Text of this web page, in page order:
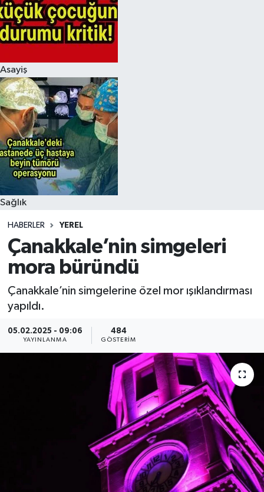
Asayiş
Sağlık
HABERLER YEREL
Çanakkale’nin simgeleri
mora büründü
Çanakkale’nin simgelerine özel mor ışıklandırması
yapıldı.
05.02.2025 - 09:06
YAYINLANMA
484
GÖSTERIM